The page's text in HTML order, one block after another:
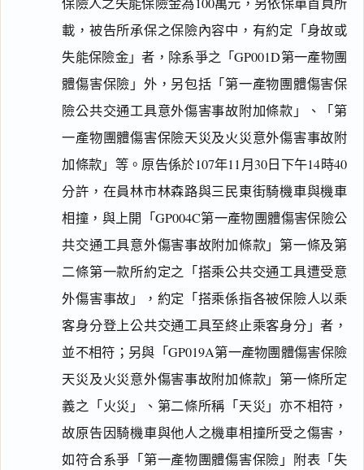
保險人之失能保險金為100萬元，另依保單首頁所
載，被告所承保之保險內容中，有約定「身故或
失能保險金」者，除系爭之「GP001D第一產物團
體傷害保險」外，另包括「第一產物團體傷害保
險公共交通工具意外傷害事故附加條款」、「第
一產物團體傷害保險天災及火災意外傷害事故附
加條款」等。原告係於107年11月30日下午14時40
分許，在員林市林森路與三民東街騎機車與機車
相撞，與上開「GP004C第一產物團體傷害保險公
共交通工具意外傷害事故附加條款」第一條及第
二條第一款所約定之「搭乘公共交通工具遭受意
外傷害事故」，約定「搭乘係指各被保險人以乘
客身分登上公共交通工具至終止乘客身分」者，
並不相符；另與「GP019A第一產物團體傷害保險
天災及火災意外傷害事故附加條款」第一條所定
義之「火災」、第二條所稱「天災」亦不相符，
故原告因騎機車與他人之機車相撞所受之傷害，
如符合系爭「第一產物團體傷害保險」附表「失